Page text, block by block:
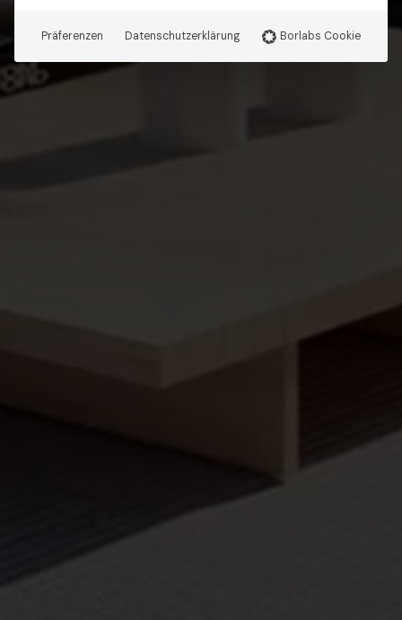
Präferenzen Datenschutzerklärung Borlabs Cookie